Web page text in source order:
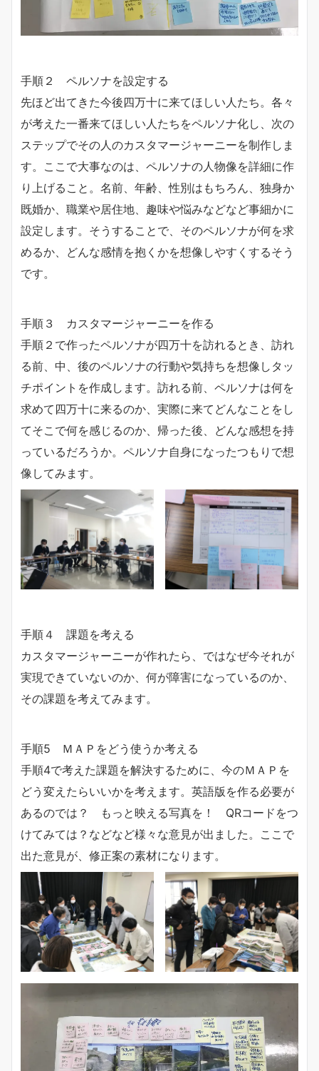
手順２ ペルソナを設定する
先ほど出てきた今後四万十に来てほしい人たち。各々
が考えた一番来てほしい人たちをペルソナ化し、次の
ステップでその人のカスタマージャーニーを制作しま
す。ここで大事なのは、ペルソナの人物像を詳細に作
り上げること。名前、年齢、性別はもちろん、独身か
既婚か、職業や居住地、趣味や悩みなどなど事細かに
設定します。そうすることで、そのペルソナが何を求
めるか、どんな感情を抱くかを想像しやすくするそう
です。
手順３ カスタマージャーニーを作る
手順２で作ったペルソナが四万十を訪れるとき、訪れ
る前、中、後のペルソナの行動や気持ちを想像しタッ
チポイントを作成します。訪れる前、ペルソナは何を
求めて四万十に来るのか、実際に来てどんなことをし
てそこで何を感じるのか、帰った後、どんな感想を持
っているだろうか。ペルソナ自身になったつもりで想
像してみます。
手順４ 課題を考える
カスタマージャーニーが作れたら、ではなぜ今それが
実現できていないのか、何が障害になっているのか、
その課題を考えてみます。
手順5 ＭＡＰをどう使うか考える
手順4で考えた課題を解決するために、今のＭＡＰを
どう変えたらいいかを考えます。英語版を作る必要が
あるのでは？ もっと映える写真を！ QRコードをつ
けてみては？などなど様々な意見が出ました。ここで
出た意見が、修正案の素材になります。